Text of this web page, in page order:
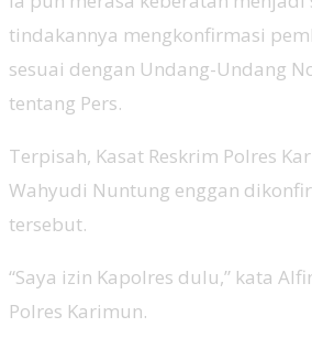
tindakannya mengkonfirmasi
sesuai dengan Undang-Undang
tentang Pers.
Terpisah, Kasat Reskrim Polres
Wahyudi Nuntung enggan
tersebut.
“Saya izin Kapolres dulu,” kata
Polres Karimun.